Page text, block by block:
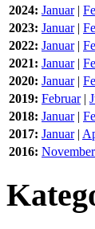
2024: Januar|
2023: Januar|
2022: Januar|
2021: Januar|
2020: Januar|
2019: Februar|
2018: Januar|
2017: Januar|
2016: November